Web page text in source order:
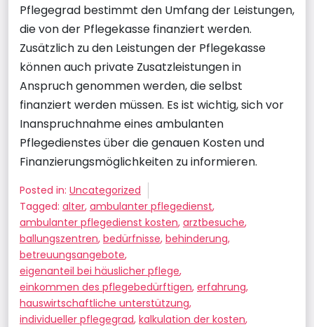
Pflegegrad bestimmt den Umfang der Leistungen,
die von der Pflegekasse finanziert werden.
Zusätzlich zu den Leistungen der Pflegekasse
können auch private Zusatzleistungen in
Anspruch genommen werden, die selbst
finanziert werden müssen. Es ist wichtig, sich vor
Inanspruchnahme eines ambulanten
Pflegedienstes über die genauen Kosten und
Finanzierungsmöglichkeiten zu informieren.
Posted in: Uncategorized
Tagged: alter, ambulanter pflegedienst,
ambulanter pflegedienst kosten, arztbesuche,
ballungszentren, bedürfnisse, behinderung,
betreuungsangebote,
eigenanteil bei häuslicher pflege,
einkommen des pflegebedürftigen, erfahrung,
hauswirtschaftliche unterstützung,
individueller pflegegrad, kalkulation der kosten,